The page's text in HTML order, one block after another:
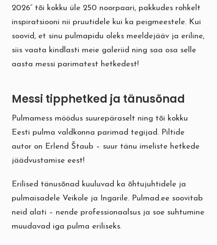
2026” tõi kokku üle 250 noorpaari, pakkudes rohkelt
inspiratsiooni nii pruutidele kui ka peigmeestele. Kui
soovid, et sinu pulmapidu oleks meeldejääv ja eriline,
siis vaata kindlasti meie galeriid ning saa osa selle
aasta messi parimatest hetkedest!
Messi tipphetked ja tänusõnad
Pulmamess möödus suurepäraselt ning tõi kokku
Eesti pulma valdkonna parimad tegijad. Piltide
autor on Erlend Štaub – suur tänu imeliste hetkede
jäädvustamise eest!
Erilised tänusõnad kuuluvad ka õhtujuhtidele ja
pulmaisadele Veikole ja Ingarile. Pulmad.ee soovitab
neid alati – nende professionaalsus ja soe suhtumine
muudavad iga pulma eriliseks.